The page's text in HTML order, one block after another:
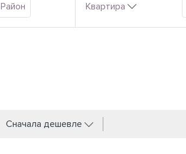
Район Квартира
Сначала дешевле